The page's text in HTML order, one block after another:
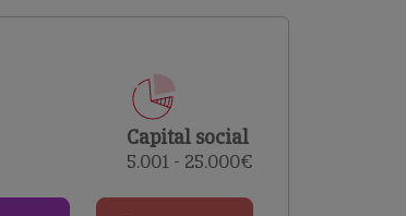
comerciais e analisar o risco de incumprimento dos
Capital social
5.001 - 25.000€